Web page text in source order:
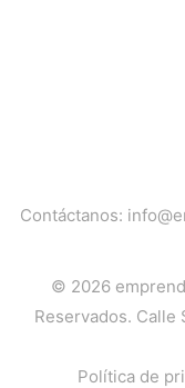
Contáctanos:
© 2026
Reservados. Calle
Política de